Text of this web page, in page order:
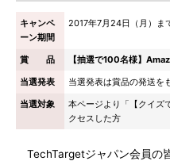
キャンペ
ーン期間
2017年7月24日（月）ま
賞 品
【抽選で100名様】
当選発表
当選発表は賞品の発送を
当選対象
本ページより「【クイズ
クセスした方
TechTargetジャパン会員の